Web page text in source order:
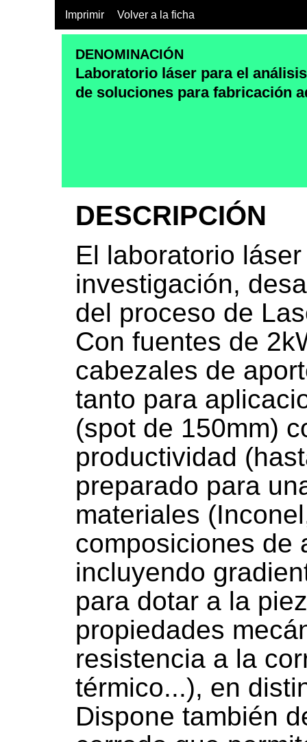
Imprimir Volver a la ficha
DENOMINACIÓN
Laboratorio láser para el
de soluciones para fabricación
DESCRIPCIÓN
El laboratorio
investigación,
del proceso de
Con fuentes de
cabezales de
tanto para
(spot de 150mm)
productividad
preparado para
materiales
composiciones de
incluyendo
para dotar a la
propiedades
resistencia a la
térmico...), en
Dispone también